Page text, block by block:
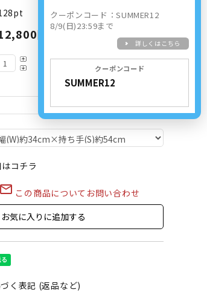
円(内税)
コチラ
mail_outline この商品についてお問い合わせ
お気に入りに追加する
く表記 (返品など)
クーポンコード：SUMMER12
8/9(日)23:59まで
詳しくはこちら
クーポンコード